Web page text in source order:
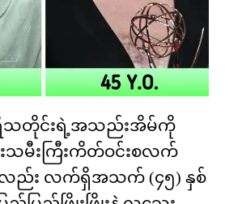
သတိုင်းရဲ့အသည်းအိမ်ကို
သမီးကြီးကိတ်ဝင်းစလက်
ကလည်း လက်ရှိအသက် (၄၅) နှစ်